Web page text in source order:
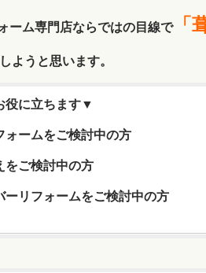
ーム専門店ならではの目線で「
ようと思います。
役に立ちます▼
ォームをご検討中の方
をご検討中の方
ーリフォームをご検討中の方